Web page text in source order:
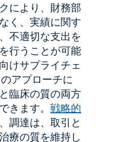
により、財務部
く、実績に関す
不適切な支出を
行うことが可能
けサプライチェ
アプローチに
臨床の質の両方
きます。 戦略的
調達は、取引と
療の質を維持し